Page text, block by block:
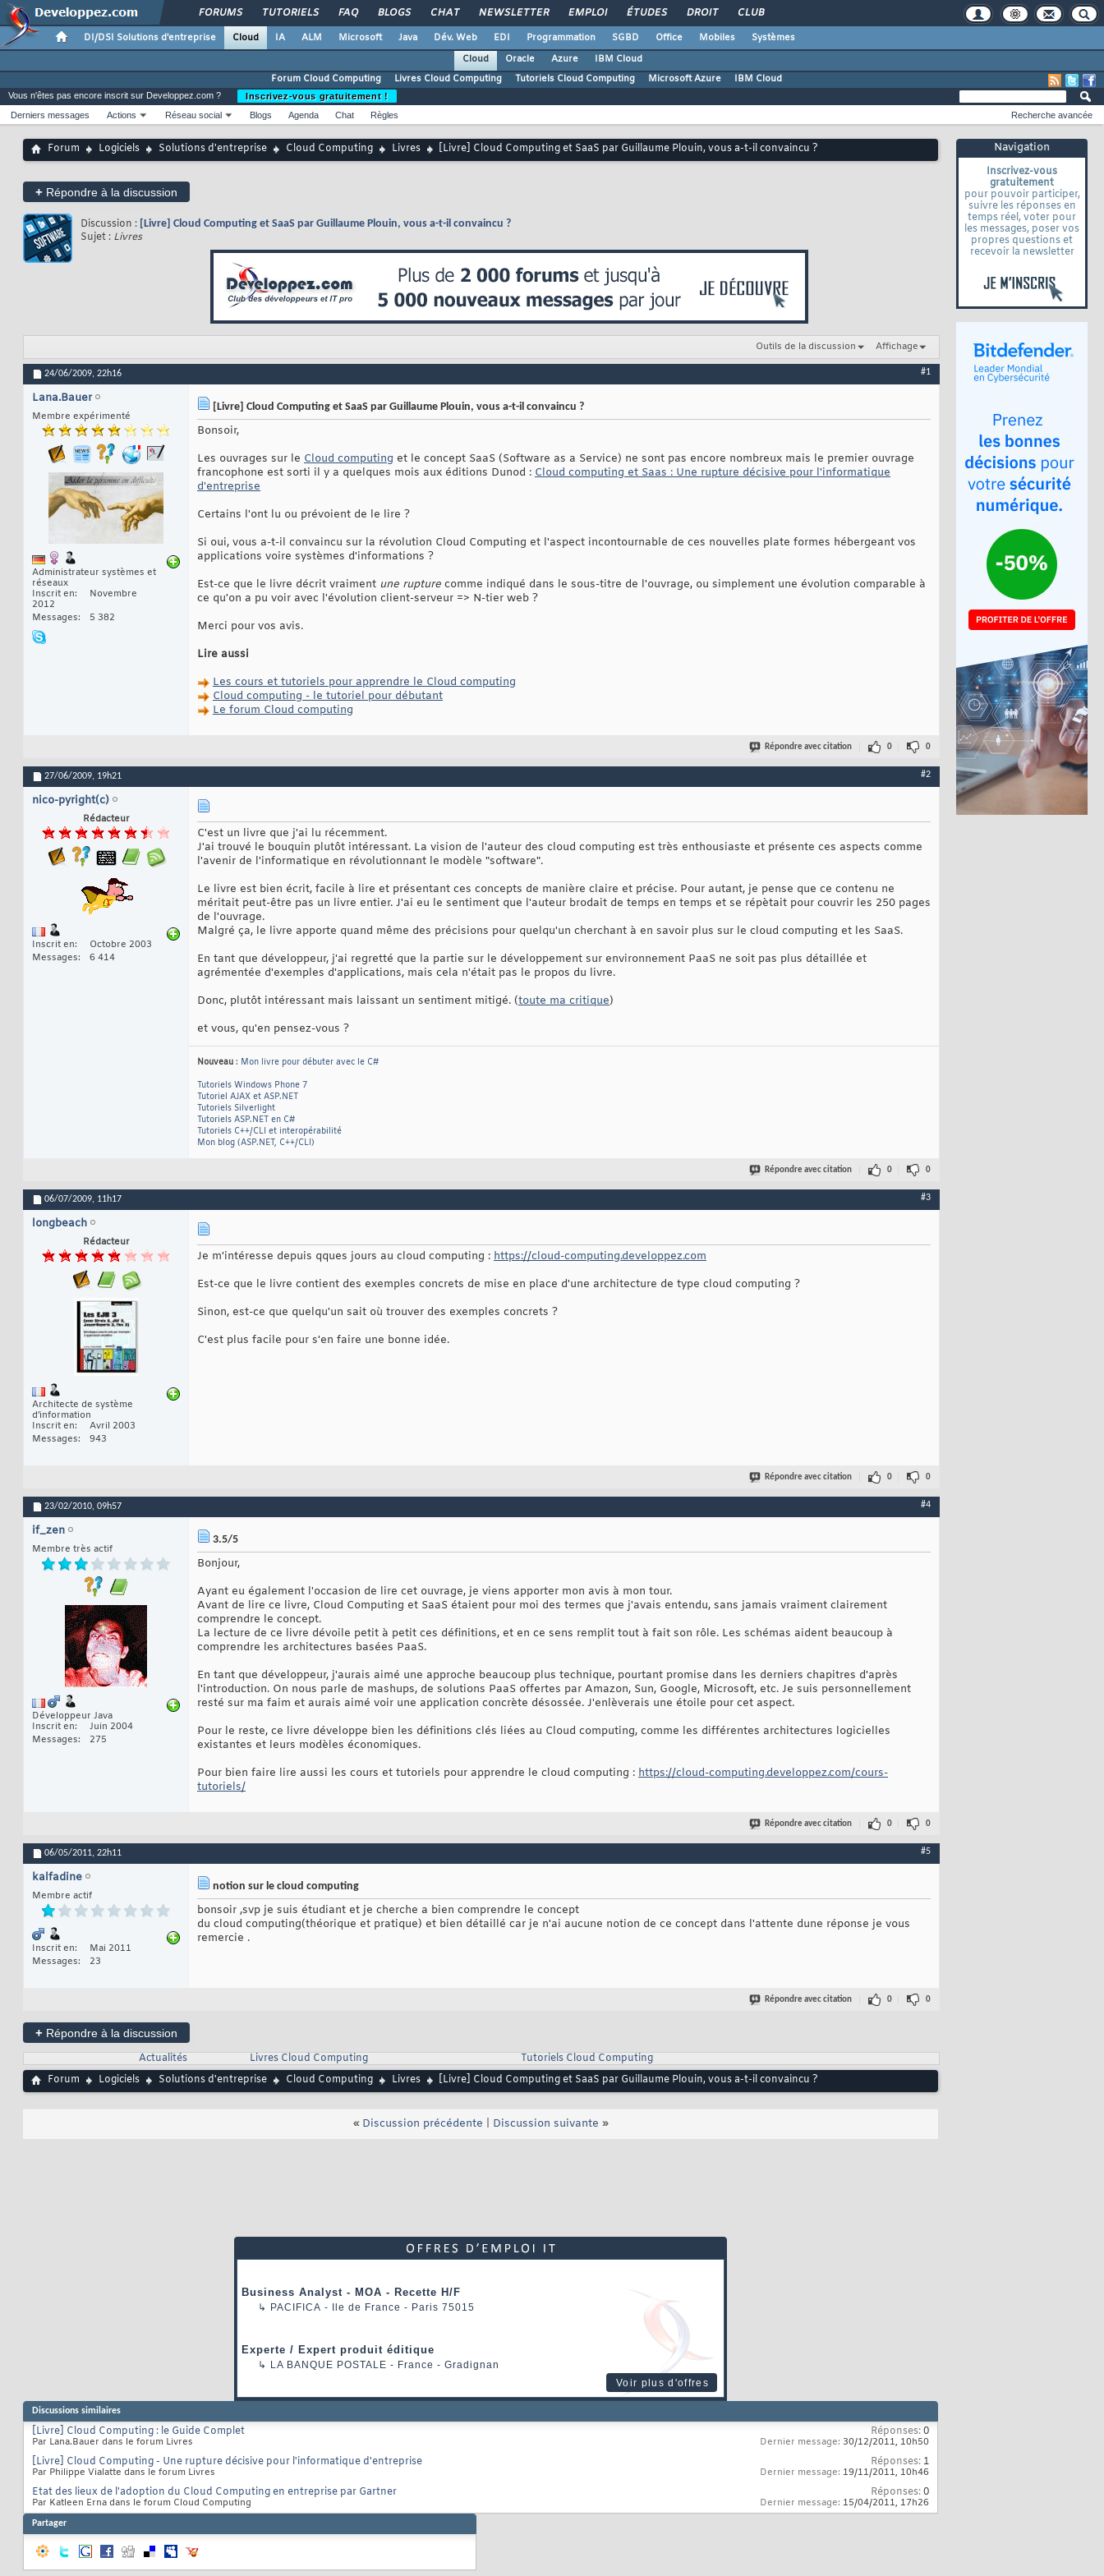
FORUMS TUTORIELS FAQ BLOGS CHAT NEWSLETTER EMPLOI ÉTUDES DROIT CLUB
DI/DSI Solutions d'entreprise Cloud IA ALM Microsoft Java Dév. Web EDI Programmation SGBD Office Mobiles
Systèmes
Cloud
Oracle Azure
IBM Cloud
Forum Cloud Computing
Livres Cloud Computing Tutoriels Cloud Computing Microsoft Azure IBM Cloud
Navigation
Inscrivez-vous
gratuitement
pour pouvoir participer,
suivre les réponses en
temps réel, voter pour
les messages, poser vos
propres questions et
recevoir la newsletter
Vous n'êtes pas encore inscrit sur Developpez.com ?
Inscrivez-vous gratuitement !
Derniers messages
Actions Réseau social Blogs Agenda Chat Règles Recherche avancée
Forum Logiciels Solutions d'entreprise Cloud Computing Livres [Livre] Cloud Computing et SaaS par Guillaume Plouin, vous a-t-il convaincu ?
+ Répondre à la discussion
Discussion : [Livre] Cloud Computing et SaaS par Guillaume Plouin, vous a-t-il convaincu ?
Sujet : Livres
Outils de la discussion Affichage
24/06/2009, 22h16 #1
Lana.Bauer
Membre expérimenté
Administrateur systèmes et
réseaux
Inscrit en
Novembre
2012
Messages
5 382
[Livre] Cloud Computing et SaaS par Guillaume Plouin, vous a-t-il convaincu ?
Bonsoir,
Les ouvrages sur le Cloud computing et le concept SaaS (Software as a Service) ne sont pas encore nombreux mais le premier ouvrage
francophone est sorti il y a quelques mois aux éditions Dunod : Cloud computing et Saas : Une rupture décisive pour l'informatique
d'entreprise
Certains l'ont lu ou prévoient de le lire ?
Si oui, vous a-t-il convaincu sur la révolution Cloud Computing et l'aspect incontournable de ces nouvelles plate formes hébergeant vos
applications voire systèmes d'informations ?
Est-ce que le livre décrit vraiment une rupture comme indiqué dans le sous-titre de l'ouvrage, ou simplement une évolution comparable à
ce qu'on a pu voir avec l'évolution client-serveur => N-tier web ?
Merci pour vos avis.
Lire aussi
Les cours et tutoriels pour apprendre le Cloud computing
Cloud computing - le tutoriel pour débutant
Le forum Cloud computing
Répondre avec citation 0 0
27/06/2009, 19h21 #2
nico-pyright(c)
Rédacteur
Inscrit en
Octobre 2003
Messages
6 414
C'est un livre que j'ai lu récemment.
J'ai trouvé le bouquin plutôt intéressant. La vision de l'auteur des cloud computing est très enthousiaste et présente ces aspects comme
l'avenir de l'informatique en révolutionnant le modèle "software".
Le livre est bien écrit, facile à lire et présentant ces concepts de manière claire et précise. Pour autant, je pense que ce contenu ne
méritait peut-être pas un livre entier. J'ai eu le sentiment que l'auteur brodait de temps en temps et se répètait pour couvrir les 250 pages
de l'ouvrage.
Malgré ça, le livre apporte quand même des précisions pour quelqu'un cherchant à en savoir plus sur le cloud computing et les SaaS.
En tant que développeur, j'ai regretté que la partie sur le développement sur environnement PaaS ne soit pas plus détaillée et
agrémentée d'exemples d'applications, mais cela n'était pas le propos du livre.
Donc, plutôt intéressant mais laissant un sentiment mitigé. (toute ma critique)
et vous, qu'en pensez-vous ?
Nouveau : Mon livre pour débuter avec le C#
Tutoriels Windows Phone 7
Tutoriel AJAX et ASP.NET
Tutoriels Silverlight
Tutoriels ASP.NET en C#
Tutoriels C++/CLI et interopérabilité
Mon blog (ASP.NET, C++/CLI)
Répondre avec citation 0 0
06/07/2009, 11h17 #3
longbeach
Rédacteur
Architecte de système
d’information
Inscrit en
Avril 2003
Messages
943
Je m'intéresse depuis qques jours au cloud computing : https://cloud-computing.developpez.com
Est-ce que le livre contient des exemples concrets de mise en place d'une architecture de type cloud computing ?
Sinon, est-ce que quelqu'un sait où trouver des exemples concrets ?
C'est plus facile pour s'en faire une bonne idée.
Répondre avec citation 0 0
23/02/2010, 09h57 #4
if_zen
Membre très actif
Développeur Java
Inscrit en
Juin 2004
Messages
275
3.5/5
Bonjour,
Ayant eu également l'occasion de lire cet ouvrage, je viens apporter mon avis à mon tour.
Avant de lire ce livre, Cloud Computing et SaaS étaient pour moi des termes que j'avais entendu, sans jamais vraiment clairement
comprendre le concept.
La lecture de ce livre dévoile petit à petit ces définitions, et en ce sens remplit tout à fait son rôle. Les schémas aident beaucoup à
comprendre les architectures basées PaaS.
En tant que développeur, j'aurais aimé une approche beaucoup plus technique, pourtant promise dans les derniers chapitres d'après
l'introduction. On nous parle de mashups, de solutions PaaS offertes par Amazon, Sun, Google, Microsoft, etc. Je suis personnellement
resté sur ma faim et aurais aimé voir une application concrète désossée. J'enlèverais une étoile pour cet aspect.
Pour le reste, ce livre développe bien les définitions clés liées au Cloud computing, comme les différentes architectures logicielles
existantes et leurs modèles économiques.
Pour bien faire lire aussi les cours et tutoriels pour apprendre le cloud computing : https://cloud-computing.developpez.com/cours-
tutoriels/
Répondre avec citation 0 0
06/05/2011, 22h11 #5
kalfadine
Membre actif
Inscrit en
Mai 2011
Messages
23
notion sur le cloud computing
bonsoir ,svp je suis étudiant et je cherche a bien comprendre le concept
du cloud computing(théorique et pratique) et bien détaillé car je n'ai aucune notion de ce concept dans l'attente dune réponse je vous
remercie .
Répondre avec citation 0 0
+ Répondre à la discussion
Actualités
Livres Cloud Computing
Tutoriels Cloud Computing
Forum
Logiciels Solutions d'entreprise Cloud Computing Livres [Livre] Cloud Computing et SaaS par Guillaume Plouin, vous a-t-il convaincu ?
« Discussion précédente Discussion suivante »
Business Analyst - MOA - Recette H/F
↳ PACIFICA - Ile de France - Paris 75015
Experte / Expert produit éditique
↳ LA BANQUE POSTALE - France - Gradignan
Voir plus d'offres
Discussions similaires
[Livre] Cloud Computing : le Guide Complet
Par Lana.Bauer dans le forum Livres
Réponses:0
Dernier message: 30/12/2011, 10h50
[Livre] Cloud Computing - Une rupture décisive pour l'informatique d'entreprise
Par Philippe Vialatte dans le forum Livres
Réponses: 1
Dernier message: 19/11/2011, 10h46
Etat des lieux de l'adoption du Cloud Computing en entreprise par Gartner
Par Katleen Erna dans le forum Cloud Computing
Réponses:0
Dernier message: 15/04/2011, 17h26
Partager